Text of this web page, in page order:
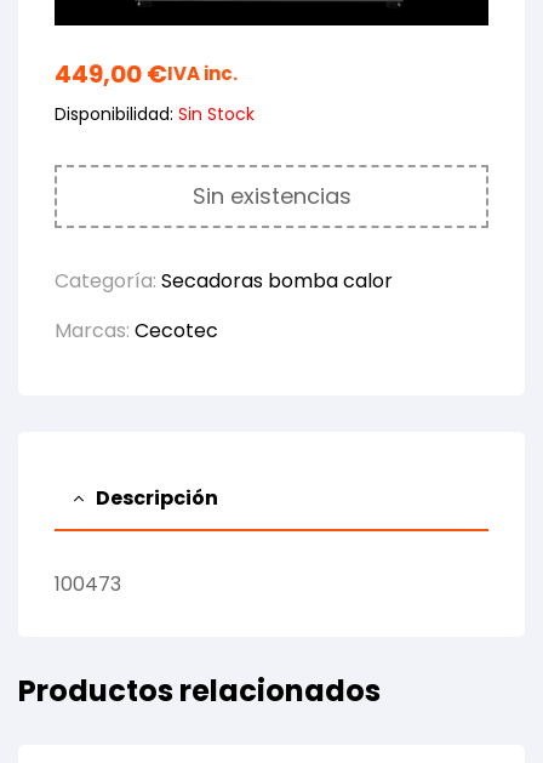
449,00€IVA inc.
Disponibilidad: Sin Stock
Sin existencias
Categoría: Secadoras bomba calor
Marcas: Cecotec
Descripción
100473
Productos relacionados